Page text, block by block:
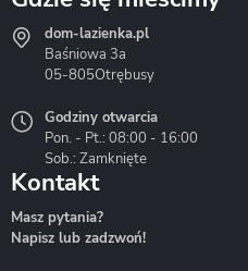
Hydrostop
Liveno
dom-lazienka.pl
Baśniowa 3a
05-805Otrębusy
Godziny otwarcia
Pon. - Pt.: 08:00 - 16:00
Sob.: Zamknięte
Kontakt
Masz pytania?
Napisz lub zadzwoń!